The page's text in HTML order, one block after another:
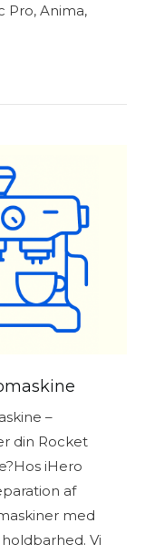
Pro, Anima,
–
din Rocket
iHero
af
med
Vi